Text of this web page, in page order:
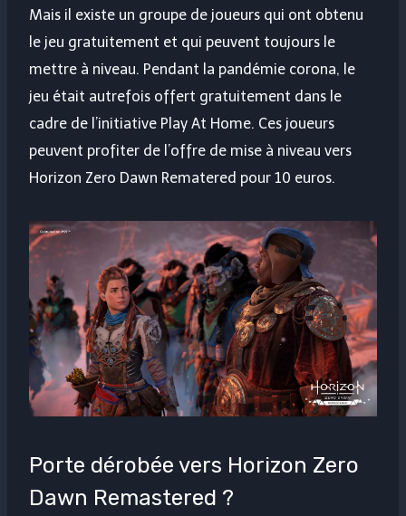
Mais il existe un groupe de joueurs qui ont obtenu
le jeu gratuitement et qui peuvent toujours le
mettre à niveau. Pendant la pandémie corona, le
jeu était autrefois offert gratuitement dans le
cadre de l’initiative Play At Home. Ces joueurs
peuvent profiter de l’offre de mise à niveau vers
Horizon Zero Dawn Rematered pour 10 euros.
Porte dérobée vers Horizon Zero
Dawn Remastered ?